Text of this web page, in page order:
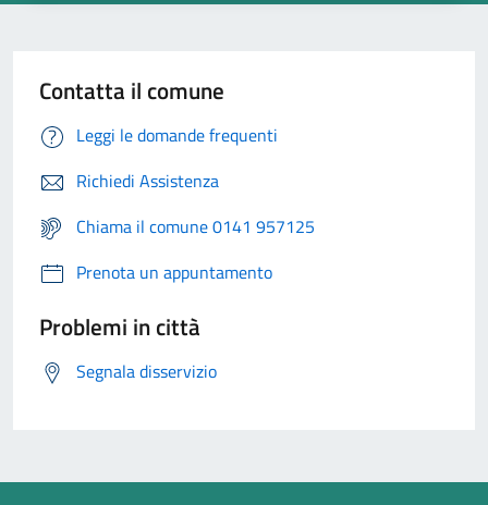
Contatta il comune
Leggi le domande frequenti
Richiedi Assistenza
Chiama il comune 0141 957125
Prenota un appuntamento
Problemi in città
Segnala disservizio